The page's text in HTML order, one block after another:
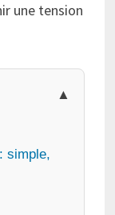
une tension
simple,